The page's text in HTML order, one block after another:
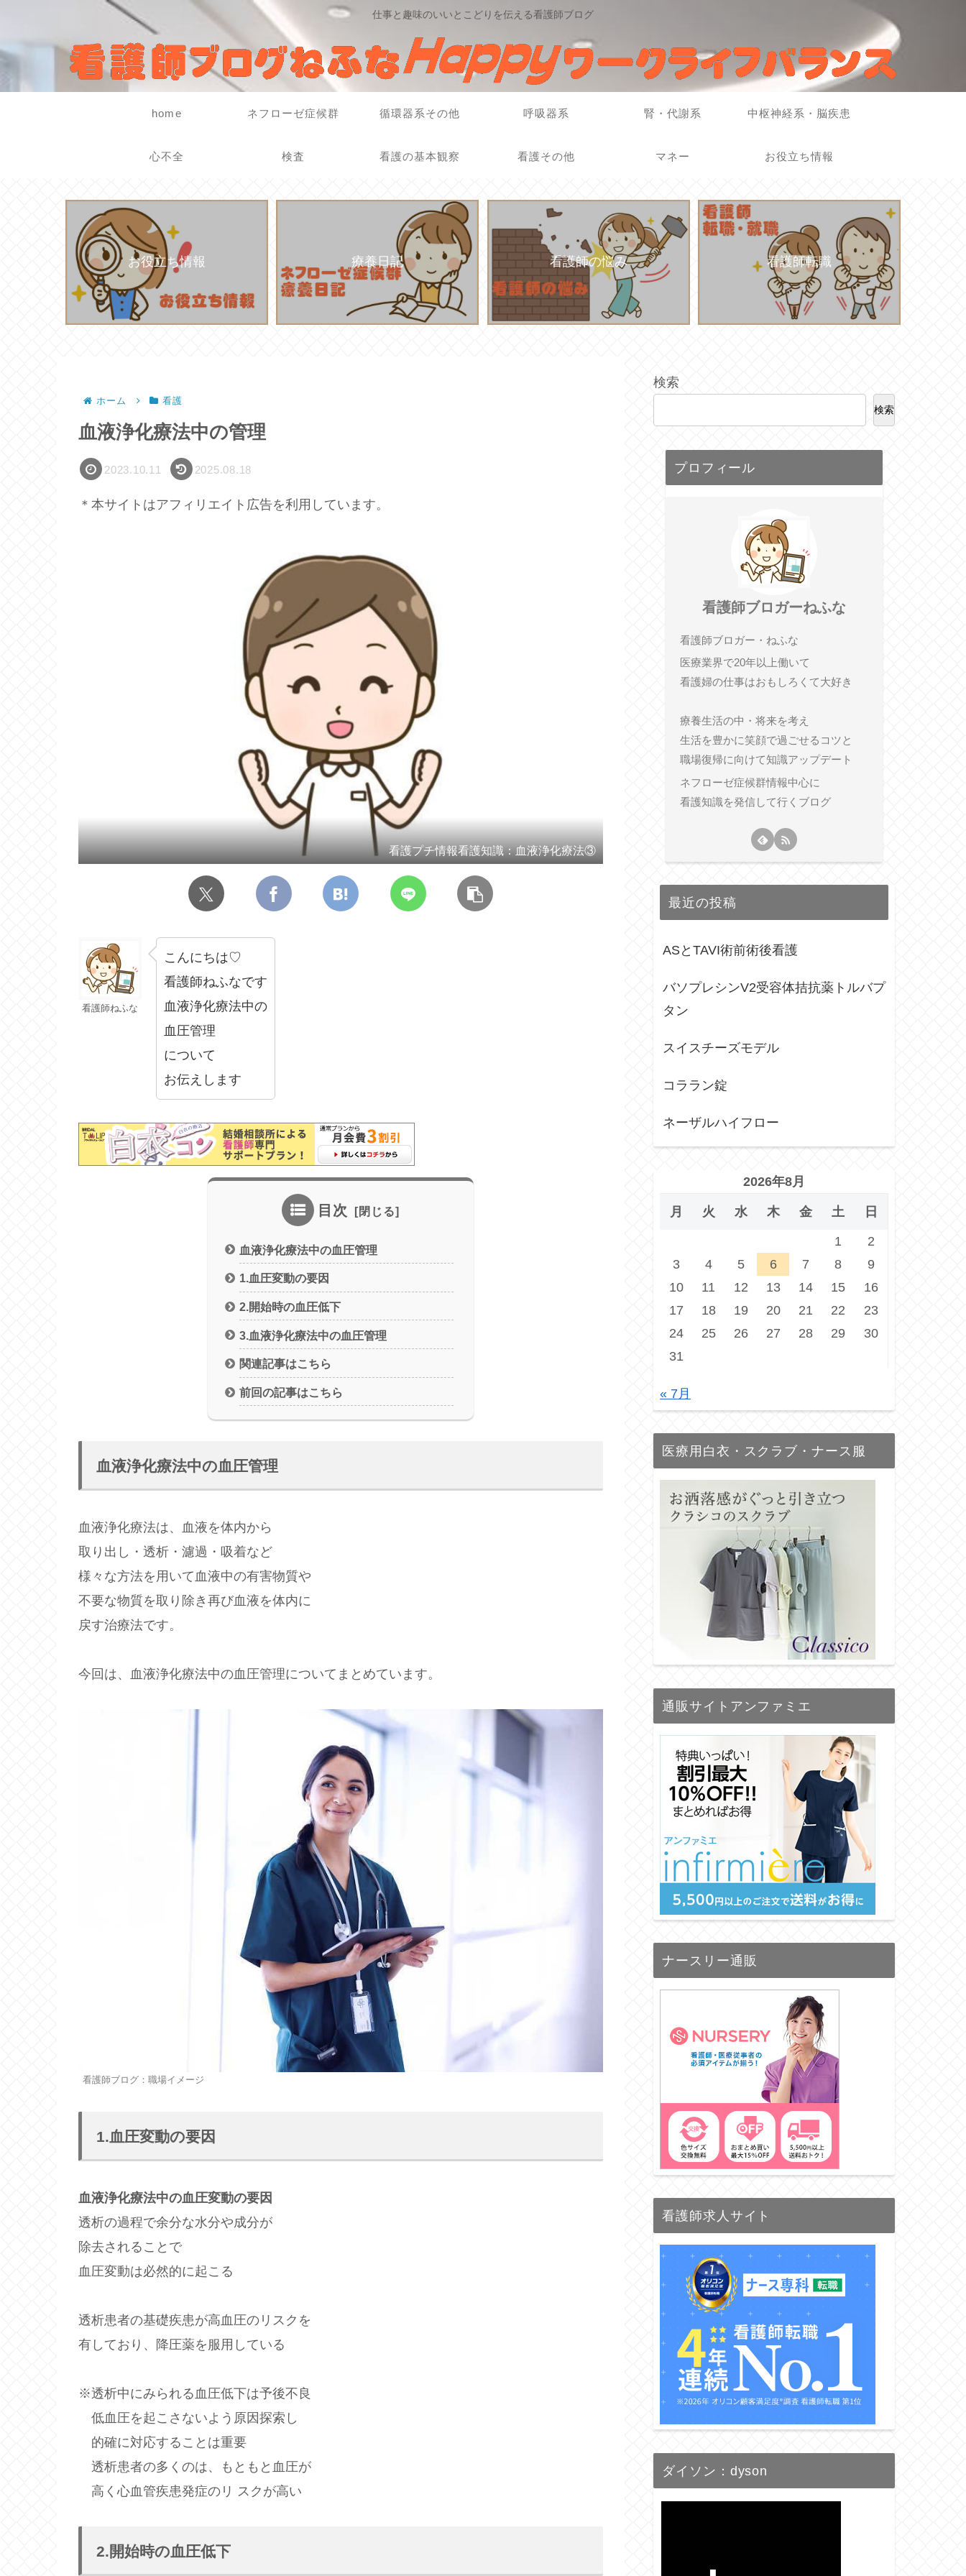
仕事と趣味のいいとこどりを伝える看護師ブログ
home ネフローゼ症候群 循環器系その他 呼吸器系 腎・代謝系 中枢神経系・脳疾患
心不全 検査 看護の基本観察 看護その他 マネー お役立ち情報
お役立ち情報 療養日記 看護師の悩み 看護師転職
ホーム 看護
血液浄化療法中の管理
2023.10.11 2025.08.18
＊本サイトはアフィリエイト広告を利用しています。
看護プチ情報看護知識：血液浄化療法③
看護師ねふな
こんにちは♡
看護師ねふなです
血液浄化療法中の
血圧管理
について
お伝えします
目次
血液浄化療法中の血圧管理
1.血圧変動の要因
2.開始時の血圧低下
3.血液浄化療法中の血圧管理
関連記事はこちら
前回の記事はこちら
血液浄化療法中の血圧管理
血液浄化療法は、血液を体内から
取り出し・透析・濾過・吸着など
様々な方法を用いて血液中の有害物質や
不要な物質を取り除き再び血液を体内に
戻す治療法です。
今回は、血液浄化療法中の血圧管理についてまとめています。
看護師ブログ：職場イメージ
1.血圧変動の要因
血液浄化療法中の血圧変動の要因
透析の過程で余分な水分や成分が
除去されることで
血圧変動は必然的に起こる
透析患者の基礎疾患が高血圧のリスクを
有しており、降圧薬を服用している
※透析中にみられる血圧低下は予後不良
低血圧を起こさないよう原因探索し
的確に対応することは重要
透析患者の多くのは、もともと血圧が
高く心血管疾患発症のリ スクが高い
2.開始時の血圧低下
検索
検索
プロフィール
看護師ブロガーねふな
看護師ブロガー・ねふな
医療業界で20年以上働いて
看護婦の仕事はおもしろくて大好き
療養生活の中・将来を考え
生活を豊かに笑顔で過ごせるコツと
職場復帰に向けて知識アップデート
ネフローゼ症候群情報中心に
看護知識を発信して行くブログ
最近の投稿
ASとTAVI術前術後看護
バソプレシンV2受容体拮抗薬トルバプ
タン
スイスチーズモデル
コララン錠
ネーザルハイフロー
2026年8月
月 火 水 木 金 土 日
1
2
3
4 5 6 7 8
9
10
11 12 13 14 15
16
17
18 19 20 21 22
23
24
25 26 27 28 29
30
31
« 7月
医療用白衣・スクラブ・ナース服
通販サイトアンファミエ
ナースリー通販
看護師求人サイト
ダイソン：dyson